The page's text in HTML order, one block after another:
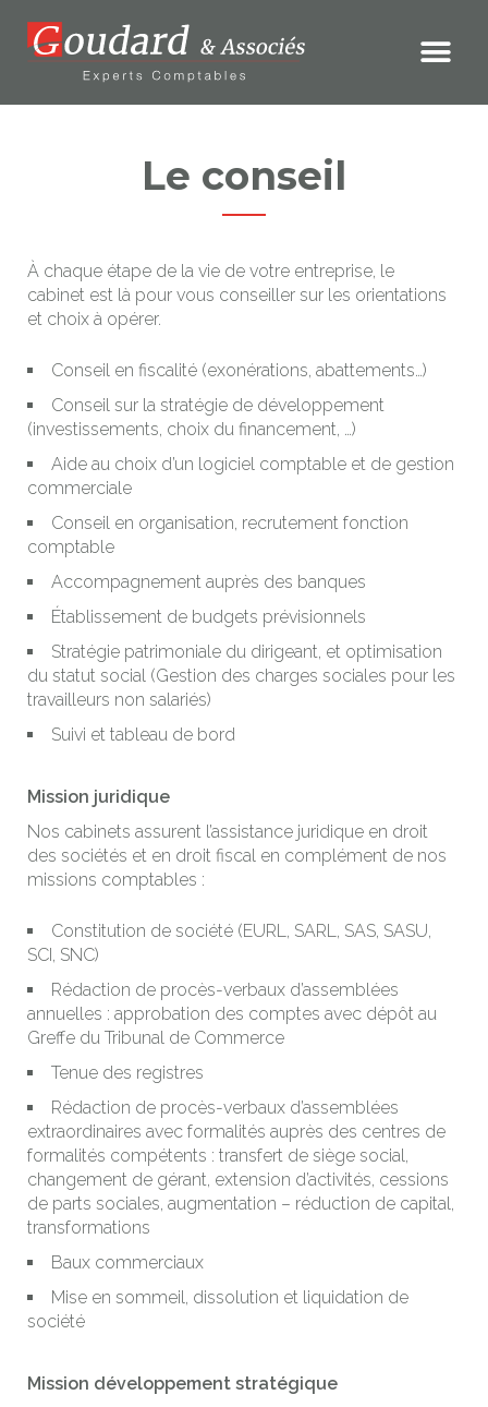
Le conseil
À chaque étape de la vie de votre entreprise, le
cabinet est là pour vous conseiller sur les orientations
et choix à opérer.
Conseil en fiscalité (exonérations, abattements…)
Conseil sur la stratégie de développement
(investissements, choix du financement, …)
Aide au choix d’un logiciel comptable et de gestion
commerciale
Conseil en organisation, recrutement fonction
comptable
Accompagnement auprès des banques
Établissement de budgets prévisionnels
Stratégie patrimoniale du dirigeant, et optimisation
du statut social (Gestion des charges sociales pour les
travailleurs non salariés)
Suivi et tableau de bord
Mission juridique
Nos cabinets assurent l’assistance juridique en droit
des sociétés et en droit fiscal en complément de nos
missions comptables :
Constitution de société (EURL, SARL, SAS, SASU,
SCI, SNC)
Rédaction de procès-verbaux d’assemblées
annuelles : approbation des comptes avec dépôt au
Greffe du Tribunal de Commerce
Tenue des registres
Rédaction de procès-verbaux d’assemblées
extraordinaires avec formalités auprès des centres de
formalités compétents : transfert de siège social,
changement de gérant, extension d’activités, cessions
de parts sociales, augmentation – réduction de capital,
transformations
Baux commerciaux
Mise en sommeil, dissolution et liquidation de
société
Mission développement stratégique